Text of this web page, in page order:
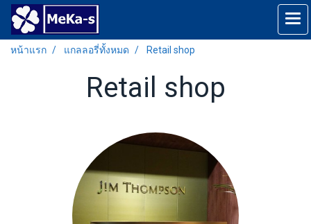
หน้าแรก แกลลอรี่ทั้งหมด Retail shop
Retail shop